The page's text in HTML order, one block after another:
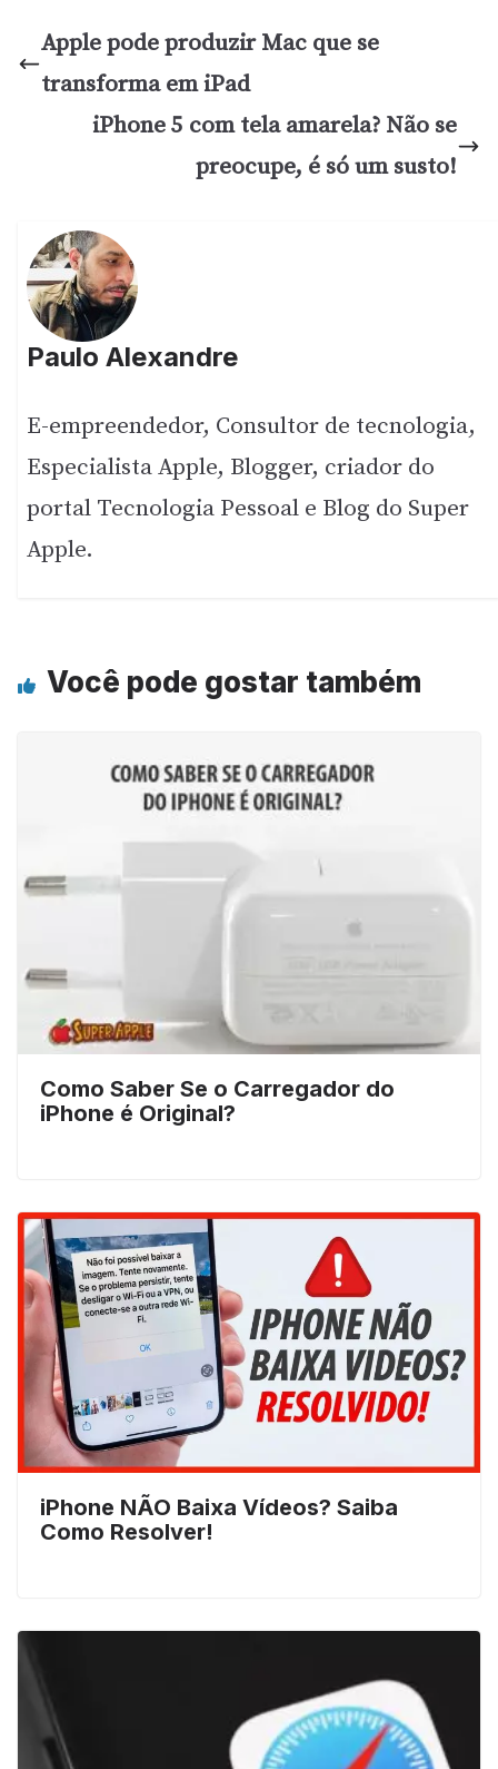
Apple pode produzir Mac que se
transforma em iPad
iPhone 5 com tela amarela? Não se
preocupe, é só um susto!
Paulo Alexandre
E-empreendedor, Consultor de tecnologia,
Especialista Apple, Blogger, criador do
portal Tecnologia Pessoal e Blog do Super
Apple.
Você pode gostar também
Como Saber Se o Carregador do
iPhone é Original?
iPhone NÃO Baixa Vídeos? Saiba
Como Resolver!